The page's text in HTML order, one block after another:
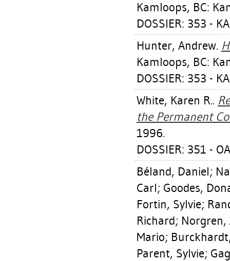
Kamloops, BC:
DOSSIER: 353 -
Hunter, Andrew.
Kamloops, BC:
DOSSIER: 353 -
White, Karen R..
the Permanent
1996.
DOSSIER: 351 -
Béland, Daniel;
Carl; Goodes,
Fortin, Sylvie;
Richard; Norgren,
Mario;
Parent, Sylvie;